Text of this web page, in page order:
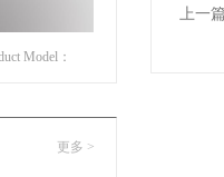
Model：
更多 >
上一